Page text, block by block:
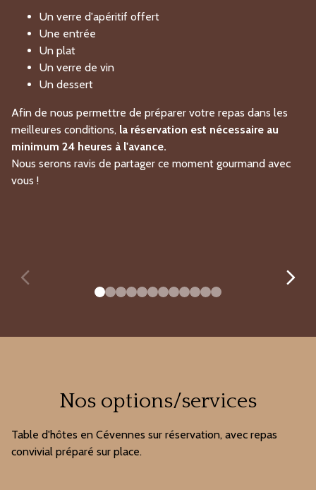
Un verre d'apéritif offert
Une entrée
Un plat
Un verre de vin
Un dessert
Afin de nous permettre de préparer votre repas dans les
meilleures conditions, la réservation est nécessaire au
minimum 24 heures à l'avance.
Nous serons ravis de partager ce moment gourmand avec
vous !
Nos options/services
Table d'hôtes en Cévennes sur réservation, avec repas
convivial préparé sur place.